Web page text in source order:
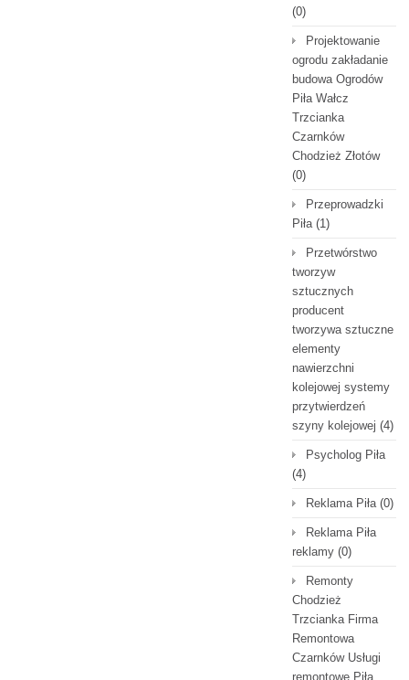
(0)
Projektowanie
ogrodu zakładanie
budowa Ogrodów
Piła Wałcz
Trzcianka
Czarnków
Chodzież Złotów
(0)
Przeprowadzki
Piła(1)
Przetwórstwo
tworzyw
sztucznych
producent
tworzywa sztuczne
elementy
nawierzchni
kolejowej systemy
przytwierdzeń
szyny kolejowej (4)
Psycholog Piła
(4)
Reklama Piła(0)
Reklama Piła
reklamy (0)
Remonty
Chodzież
Trzcianka Firma
Remontowa
Czarnków Usługi
remontowe Piła